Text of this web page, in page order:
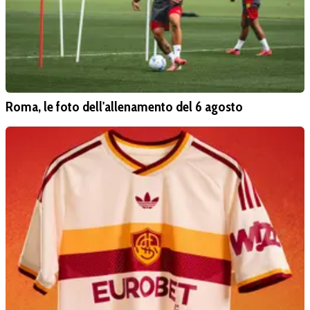
Roma, le foto dell'allenamento del 6 agosto